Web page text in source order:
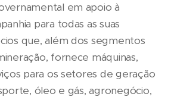
em apoio à
para todas as suas
que, além dos segmentos
fornece máquinas,
para os setores de geração
óleo e gás, agronegócio,